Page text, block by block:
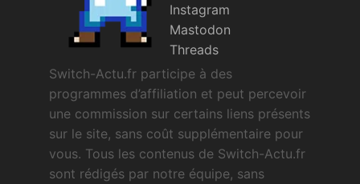
Instagram
Mastodon
Threads
Switch-Actu.fr participe à des
programmes d’affiliation et peut percevoir
une commission sur certains liens présents
sur le site, sans coût supplémentaire pour
vous. Tous les contenus de Switch-Actu.fr
sont rédigés par notre équipe, sans